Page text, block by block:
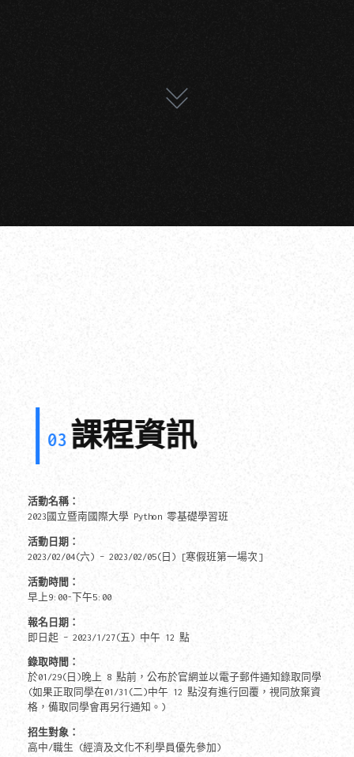
03 課程資訊
活動名稱：
2023國立暨南國際大學 Python 零基礎學習班
活動日期：
2023/02/04(六) – 2023/02/05(日) [寒假班第一場次]
活動時間：
早上9:00-下午5:00
報名日期 ：
即日起 – 2023/1/27(五) 中午 12 點
錄取時間：
於01/29(日)晚上 8 點前，公布於官網並以電子郵件通知錄取同學
(如果正取同學在01/31(二)中午 12 點沒有進行回覆，視同放棄資
格，備取同學會再另行通知。)
招生對象：
高中/職生 (經濟及文化不利學員優先參加)